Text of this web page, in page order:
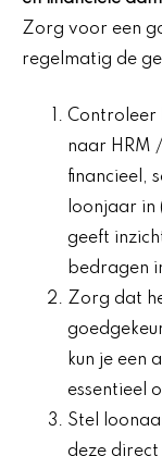
Zorg voor een
regelmatig de
Controleer
naar HRM
financieel,
loonjaar
geeft
bedragen
Zorg dat
kun je een
essentieel
Stel
deze direct